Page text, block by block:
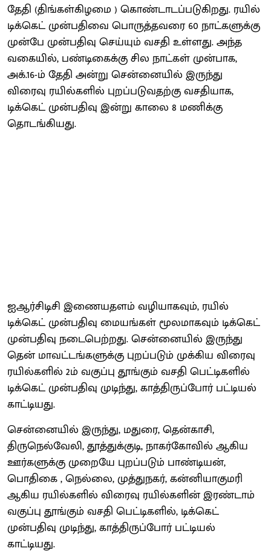
தேதி (திங்கள்கிழமை ) கொண்டாடப்படுகிறது. ரயில்
டிக்கெட் முன்பதிவை பொருத்தவரை 60 நாட்களுக்கு
முன்பே முன்பதிவு செய்யும் வசதி உள்ளது. அந்த
வகையில், பண்டிகைக்கு சில நாட்கள் முன்பாக,
அக்.16-ம் தேதி அன்று சென்னையில் இருந்து
விரைவு ரயில்களில் புறப்படுவதற்கு வசதியாக,
டிக்கெட் முன்பதிவு இன்று காலை 8 மணிக்கு
தொடங்கியது.
ஐஆர்சிடிசி இணையதளம் வழியாகவும், ரயில்
டிக்கெட் முன்பதிவு மையங்கள் மூலமாகவும் டிக்கெட்
முன்பதிவு நடைபெற்றது. சென்னையில் இருந்து
தென் மாவட்டங்களுக்கு புறப்படும் முக்கிய விரைவு
ரயில்களில் 2ம் வகுப்பு தூங்கும் வசதி பெட்டிகளில்
டிக்கெட் முன்பதிவு முடிந்து, காத்திருப்போர் பட்டியல்
காட்டியது.
சென்னையில் இருந்து, மதுரை, தென்காசி,
திருநெல்வேலி, தூத்துக்குடி, நாகர்கோவில் ஆகிய
ஊர்களுக்கு முறையே புறப்படும் பாண்டியன்,
பொதிகை , நெல்லை, முத்துநகர், கன்னியாகுமரி
ஆகிய ரயில்களில் விரைவு ரயில்களின் இரண்டாம்
வகுப்பு தூங்கும் வசதி பெட்டிகளில், டிக்கெட்
முன்பதிவு முடிந்து, காத்திருப்போர் பட்டியல்
காட்டியது.